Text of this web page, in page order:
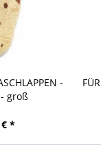
-
- groß
€ *